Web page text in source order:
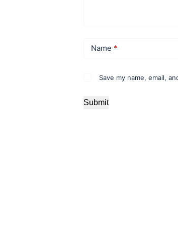
Name *
Save my name, email,
Submit